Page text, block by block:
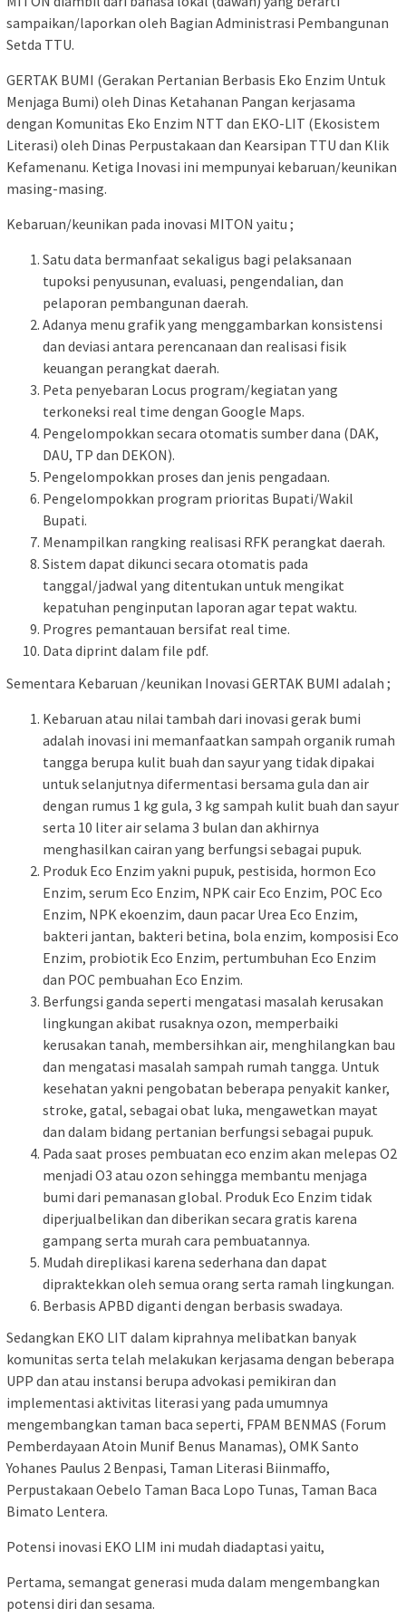
sampaikan/laporkan oleh Bagian Administrasi Pembangunan
Setda TTU.
GERTAK BUMI (Gerakan Pertanian Berbasis Eko Enzim Untuk
Menjaga Bumi) oleh Dinas Ketahanan Pangan kerjasama
dengan Komunitas Eko Enzim NTT dan EKO-LIT (Ekosistem
Literasi) oleh Dinas Perpustakaan dan Kearsipan TTU dan Klik
Kefamenanu. Ketiga Inovasi ini mempunyai kebaruan/keunikan
masing-masing.
Kebaruan/keunikan pada inovasi MITON yaitu ;
Satu data bermanfaat sekaligus bagi pelaksanaan
tupoksi penyusunan, evaluasi, pengendalian, dan
pelaporan pembangunan daerah.
Adanya menu grafik yang menggambarkan konsistensi
dan deviasi antara perencanaan dan realisasi fisik
keuangan perangkat daerah.
Peta penyebaran Locus program/kegiatan yang
terkoneksi real time dengan Google Maps.
Pengelompokkan secara otomatis sumber dana (DAK,
DAU, TP dan DEKON).
Pengelompokkan proses dan jenis pengadaan.
Pengelompokkan program prioritas Bupati/Wakil
Bupati.
Menampilkan rangking realisasi RFK perangkat daerah.
Sistem dapat dikunci secara otomatis pada
tanggal/jadwal yang ditentukan untuk mengikat
kepatuhan penginputan laporan agar tepat waktu.
Progres pemantauan bersifat real time.
Data diprint dalam file pdf.
Sementara Kebaruan /keunikan Inovasi GERTAK BUMI adalah ;
Kebaruan atau nilai tambah dari inovasi gerak bumi
adalah inovasi ini memanfaatkan sampah organik rumah
tangga berupa kulit buah dan sayur yang tidak dipakai
untuk selanjutnya difermentasi bersama gula dan air
dengan rumus 1 kg gula, 3 kg sampah kulit buah dan sayur
serta 10 liter air selama 3 bulan dan akhirnya
menghasilkan cairan yang berfungsi sebagai pupuk.
Produk Eco Enzim yakni pupuk, pestisida, hormon Eco
Enzim, serum Eco Enzim, NPK cair Eco Enzim, POC Eco
Enzim, NPK ekoenzim, daun pacar Urea Eco Enzim,
bakteri jantan, bakteri betina, bola enzim, komposisi Eco
Enzim, probiotik Eco Enzim, pertumbuhan Eco Enzim
dan POC pembuahan Eco Enzim.
Berfungsi ganda seperti mengatasi masalah kerusakan
lingkungan akibat rusaknya ozon, memperbaiki
kerusakan tanah, membersihkan air, menghilangkan bau
dan mengatasi masalah sampah rumah tangga. Untuk
kesehatan yakni pengobatan beberapa penyakit kanker,
stroke, gatal, sebagai obat luka, mengawetkan mayat
dan dalam bidang pertanian berfungsi sebagai pupuk.
Pada saat proses pembuatan eco enzim akan melepas O2
menjadi O3 atau ozon sehingga membantu menjaga
bumi dari pemanasan global. Produk Eco Enzim tidak
diperjualbelikan dan diberikan secara gratis karena
gampang serta murah cara pembuatannya.
Mudah direplikasi karena sederhana dan dapat
dipraktekkan oleh semua orang serta ramah lingkungan.
Berbasis APBD diganti dengan berbasis swadaya.
Sedangkan EKO LIT dalam kiprahnya melibatkan banyak
komunitas serta telah melakukan kerjasama dengan beberapa
UPP dan atau instansi berupa advokasi pemikiran dan
implementasi aktivitas literasi yang pada umumnya
mengembangkan taman baca seperti, FPAM BENMAS (Forum
Pemberdayaan Atoin Munif Benus Manamas), OMK Santo
Yohanes Paulus 2 Benpasi, Taman Literasi Biinmaffo,
Perpustakaan Oebelo Taman Baca Lopo Tunas, Taman Baca
Bimato Lentera.
Potensi inovasi EKO LIM ini mudah diadaptasi yaitu,
Pertama, semangat generasi muda dalam mengembangkan
potensi diri dan sesama.